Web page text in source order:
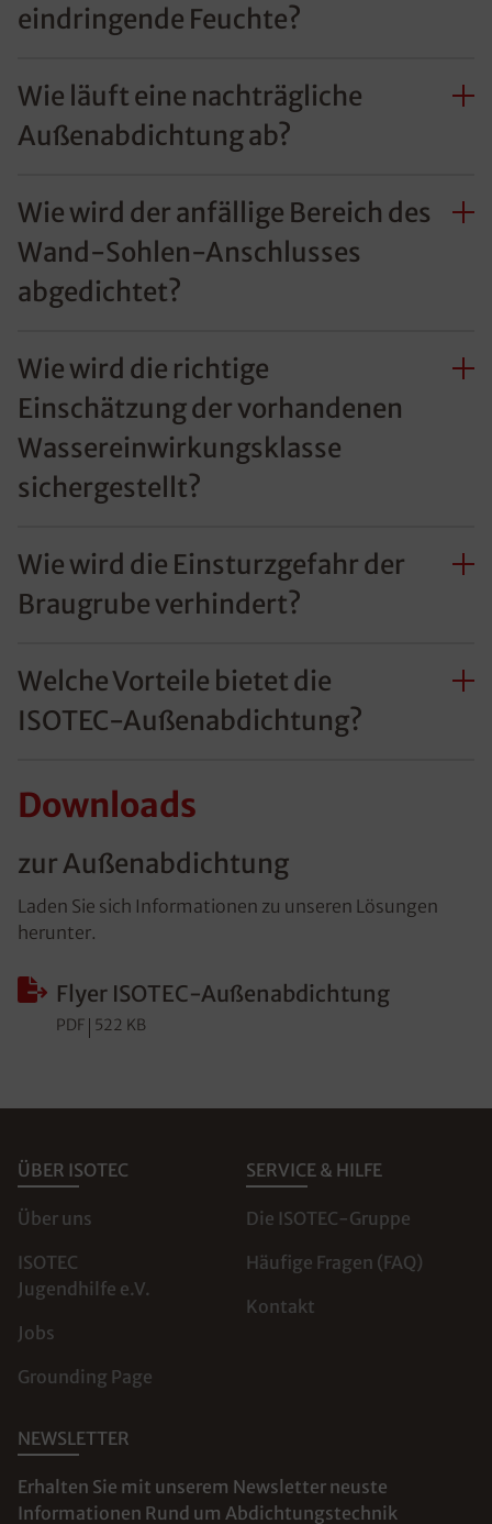
eindringende Feuchte?
Wie läuft eine nachträgliche
Außenabdichtung ab?
Wie wird der anfällige Bereich des
Wand-Sohlen-Anschlusses
abgedichtet?
Wie wird die richtige
Einschätzung der vorhandenen
Wassereinwirkungsklasse
sichergestellt?
Wie wird die Einsturzgefahr der
Braugrube verhindert?
Welche Vorteile bietet die
ISOTEC-Außenabdichtung?
Downloads
zur Außenabdichtung
Laden Sie sich Informationen zu unseren Lösungen
herunter.
Flyer ISOTEC-Außenabdichtung
PDF 522 KB
ÜBER ISOTEC
Über uns
ISOTEC
Jugendhilfe e.V.
Jobs
Grounding Page
SERVICE & HILFE
Die ISOTEC-Gruppe
Häufige Fragen (FAQ)
Kontakt
NEWSLETTER
Erhalten Sie mit unserem Newsletter neuste
Informationen Rund um Abdichtungstechnik